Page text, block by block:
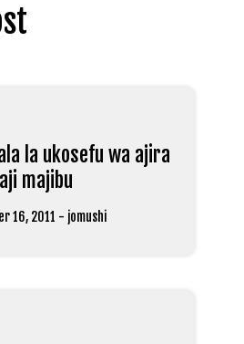
la ukosefu wa ajira
majibu
16, 2011 - jomushi